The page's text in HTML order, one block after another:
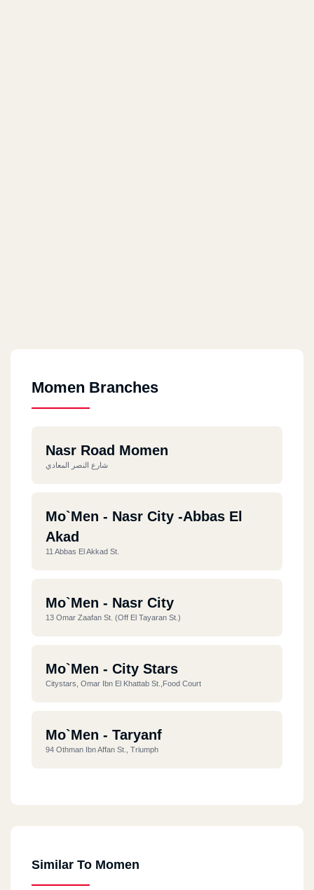
Momen Branches
Nasr Road Momen
شارع النصر المعادي
Mo`men - Nasr City -Abbas El
Akad
11 Abbas El Akkad St.
Mo`men - Nasr City
13 Omar Zaafan St. (off El Tayaran St.)
Mo`men - City Stars
Citystars, Omar Ibn El Khattab St.,Food Court
Mo`men - Taryanf
94 Othman Ibn Affan St., Triumph
Mo`men - Masr El Gdida
Similar To Momen